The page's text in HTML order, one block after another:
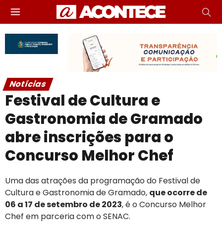
Notícias
Festival de Cultura e
Gastronomia de Gramado
abre inscrições para o
Concurso Melhor Chef
Uma das atrações da programação do Festival de
Cultura e Gastronomia de Gramado, que ocorre de
06 a 17 de setembro de 2023, é o Concurso Melhor
Chef em parceria com o SENAC.